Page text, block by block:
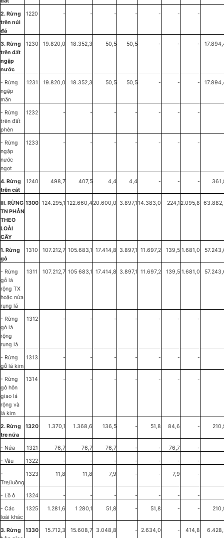
2. Rừng
trên núi
đá
1220 - - - - - - -
3. Rừng
trên đất
ngập
nước
1230 19.820,0 18.352,3 50,5 50,5 - - -
- Rừng
ngập
mặn
1231 19.820,0 18.352,3 50,5 50,5 - - -
- Rừng
trên đất
phèn
1232 - - - - - - -
- Rừng
ngập
nước
ngọt
1233 - - - - - - -
4. Rừng
trên cát
1240 498,7 407,5 4,4 4,4 - - -
III. RỪNG
TN PHÂN
THEO
LOÀI
CÂY
1300 124.295,1 122.660,420.600,0 3.897,114.383,0 224,12.095,8
1. Rừng
gỗ
1310 107.212,7 105.683,1 17.414,8 3.897,1 11.697,2 139,5 1.681,0
- Rừng
gỗ lá
rộng TX
hoặc nửa
rụng lá
1311 107.212,7 105 683,1 17.414,8 3.897,1 11.697,2 139,5 1.681,0
- Rừng
gỗ lá
rộng
rụng lá
1312 - - - - - - -
- Rừng
gỗ lá kim
1313 - - - - - - -
- Rừng
gỗ hỗn
giao lá
rộng và
lá kim
1314 - - - - - - -
2. Rừng
tre nứa
1320 1.370,1 1.368,6 136,5 - 51,8 84,6 -
- Nứa 1321 76,7 76,7 76,7 - - 76,7
-
- Vầu
1322 - - - - - -
-
-
Tre/luồng
1323 11,8 11,8 7,9 - - 7,9 -
- Lồ ô 1324 - - - - - -
-
- Các
loài khác
1325 1.281,6 1 280,1 51,8 - 51,8 - -
3. Rừng
1330 15.712,3 15.608,7 3.048,8 - 2.634,0 - 414,8